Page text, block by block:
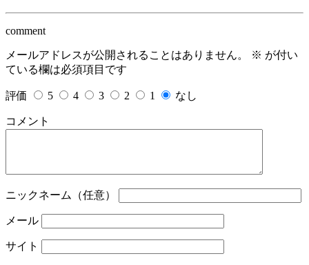
comment
メールアドレスが公開されることはありません。 ※ が付い
ている欄は必須項目です
評価 5 4 3 2 1 なし
コメント
ニックネーム（任意）
メール
サイト